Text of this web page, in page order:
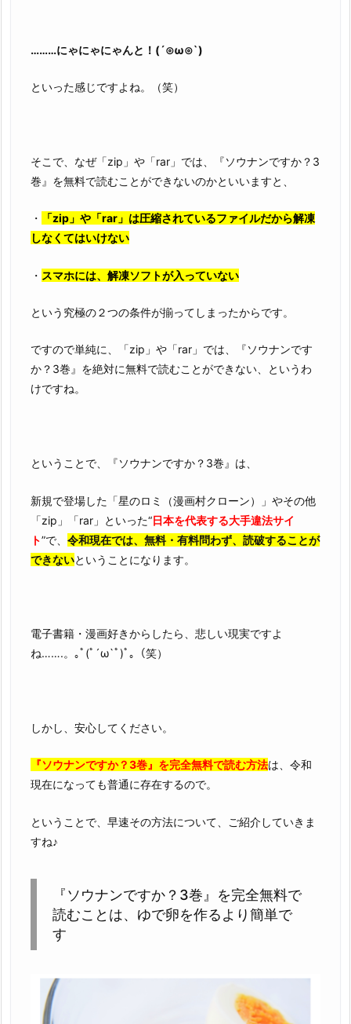
………にゃにゃにゃんと！(´⊙ω⊙`)
といった感じですよね。（笑）
そこで、なぜ「zip」や「rar」では、『ソウナンですか？3
巻』を無料で読むことができないのかといいますと、
・
「zip」や「rar」は圧縮されているファイルだから解凍
しなくてはいけない
・ スマホには、解凍ソフトが入っていない
という究極の２つの条件が揃ってしまったからです。
ですので単純に、「zip」や「rar」では、『ソウナンです
か？3巻』を絶対に無料で読むことができない、というわ
けですね。
ということで、『ソウナンですか？3巻』は、
新規で登場した「星のロミ（漫画村クローン）」やその他
「zip」「rar」といった“日本を代表する大手違法サイ
ト”で、 令和現在では、無料・有料問わず、読破することが
できないということになります。
電子書籍・漫画好きからしたら、悲しい現実ですよ
ね…….。｡ﾟ(ﾟ´ω`ﾟ)ﾟ｡（笑）
しかし、安心してください。
『ソウナンですか？3巻』を完全無料で読む方法は、令和
現在になっても普通に存在するので。
ということで、早速その方法について、ご紹介していきま
すね♪
『ソウナンですか？3巻』を完全無料で
読むことは、ゆで卵を作るより簡単で
す